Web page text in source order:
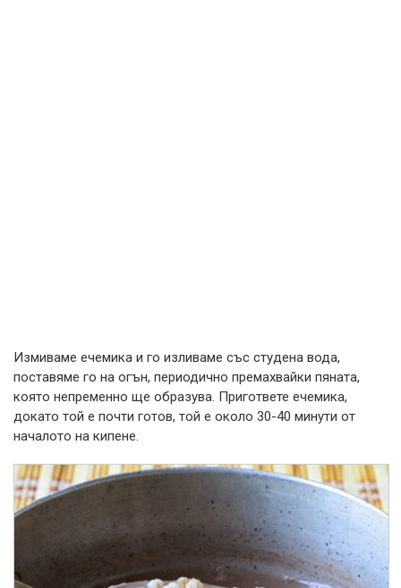
Измиваме ечемика и го изливаме със студена вода,
поставяме го на огън, периодично премахвайки пяната,
която непременно ще образува. Пригответе ечемика,
докато той е почти готов, той е около 30-40 минути от
началото на кипене.